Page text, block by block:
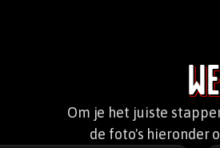
Om je het juiste
de foto's hieronder